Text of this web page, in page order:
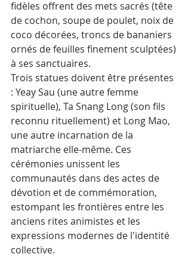
fidèles offrent des mets sacrés (tête
de cochon, soupe de poulet, noix de
coco décorées, troncs de bananiers
ornés de feuilles finement sculptées)
à ses sanctuaires.
Trois statues doivent être présentes
: Yeay Sau (une autre femme
spirituelle), Ta Snang Long (son fils
reconnu rituellement) et Long Mao,
une autre incarnation de la
matriarche elle-même. Ces
cérémonies unissent les
communautés dans des actes de
dévotion et de commémoration,
estompant les frontières entre les
anciens rites animistes et les
expressions modernes de l'identité
collective.